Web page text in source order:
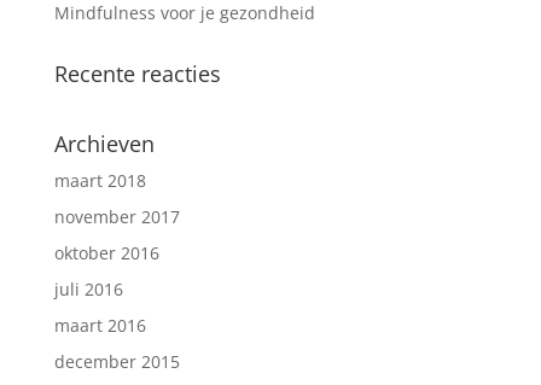
Mindfulness voor je gezondheid
Recente reacties
Archieven
maart 2018
november 2017
oktober 2016
juli 2016
maart 2016
december 2015